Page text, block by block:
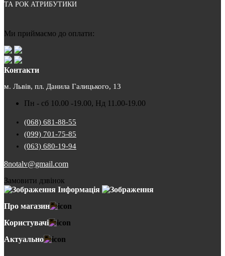
ТА РОК АТРИБУТИКИ
Ми приймаємо до оплати:
Контакти
м. Львів, пл. Данила Галицького, 13
Пн - сб 10.00 -19.00, Нд 11.00-19.00
(068) 681-88-55
(099) 701-75-85
(063) 680-19-94
8notalv@gmail.com
Замовити дзвінок
Інформація
Про магазин
Користувачі
Актуально